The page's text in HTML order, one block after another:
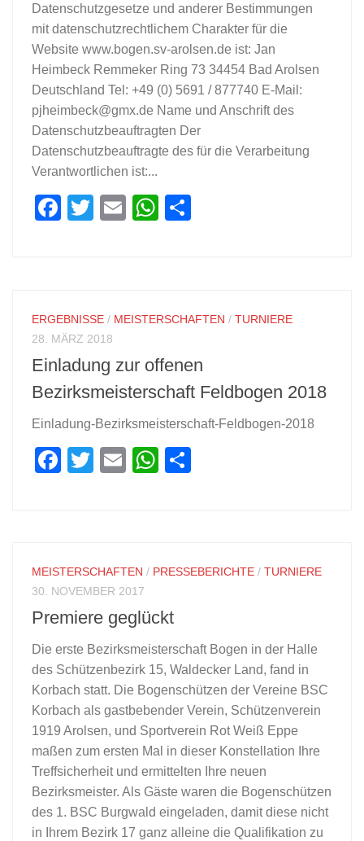
Datenschutzgesetze und anderer Bestimmungen
mit datenschutzrechtlichem Charakter für die
Website www.bogen.sv-arolsen.de ist: Jan
Heimbeck Remmeker Ring 73 34454 Bad Arolsen
Deutschland Tel: +49 (0) 5691 / 877740 E-Mail:
pjheimbeck@gmx.de Name und Anschrift des
Datenschutzbeauftragten Der
Datenschutzbeauftragte des für die Verarbeitung
Verantwortlichen ist:...
Facebook
Twitter
EmailWhatsApp
ERGEBNISSE / MEISTERSCHAFTEN / TURNIERE
28. MÄRZ 2018
Einladung zur offenen
Bezirksmeisterschaft Feldbogen 2018
Einladung-Bezirksmeisterschaft-Feldbogen-2018
Facebook
Twitter
EmailWhatsApp
MEISTERSCHAFTEN / PRESSEBERICHTE / TURNIERE
30. NOVEMBER 2017
Premiere geglückt
Die erste Bezirksmeisterschaft Bogen in der Halle
des Schützenbezirk 15, Waldecker Land, fand in
Korbach statt. Die Bogenschützen der Vereine BSC
Korbach als gastbebender Verein, Schützenverein
1919 Arolsen, und Sportverein Rot Weiß Eppe
maßen zum ersten Mal in dieser Konstellation Ihre
Treffsicherheit und ermittelten Ihre neuen
Bezirksmeister. Als Gäste waren die Bogenschützen
des 1. BSC Burgwald eingeladen, damit diese nicht
in Ihrem Bezirk 17 ganz alleine die Qualifikation zu